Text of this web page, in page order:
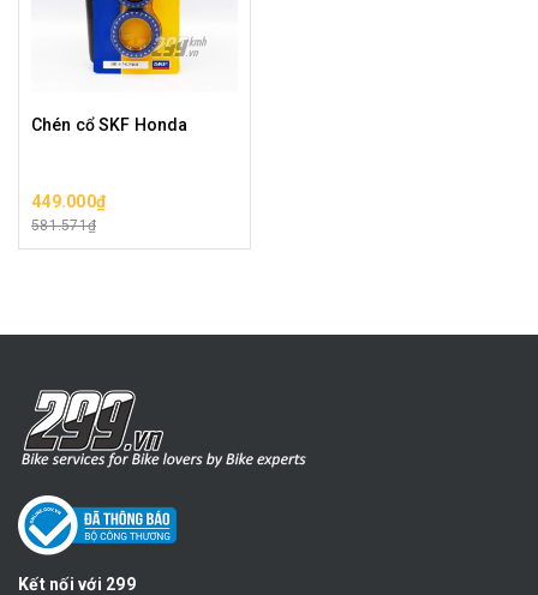
Chén cổ SKF Honda
449.000₫
581.571₫
Kết nối với 299